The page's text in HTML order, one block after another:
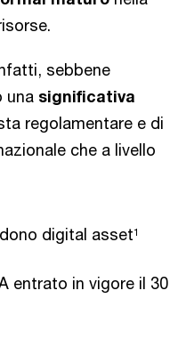
sebbene
una significativa
regolamentare e di
che a livello
digital asset1
entrato in vigore il 30